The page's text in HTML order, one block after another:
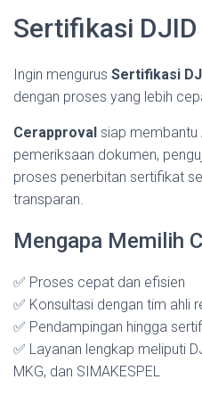
Sertifikasi
Ingin mengurus Sertifikasi
dengan proses yang lebih
Cerapproval siap membantu
pemeriksaan dokumen,
proses penerbitan sertifikat
transparan.
Mengapa Memilih
✅ Proses cepat dan efisien
✅ Konsultasi dengan tim ahli
✅ Pendampingan hingga
✅ Layanan lengkap meliputi
MKG, dan SIMAKESPEL